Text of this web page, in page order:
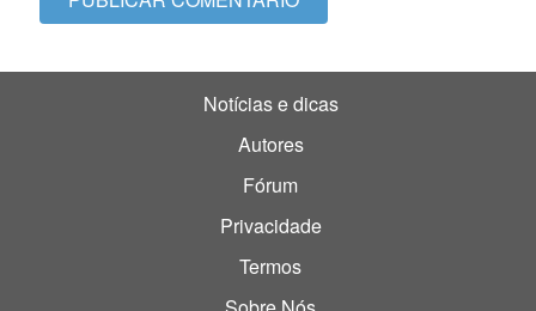
Notícias e dicas
Autores
Fórum
Privacidade
Termos